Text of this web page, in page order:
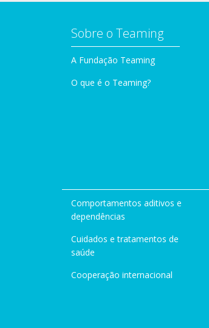
Sobre o Teaming
A Fundação Teaming
O que é o Teaming?
Comportamentos aditivos e
dependências
Cuidados e tratamentos de
saúde
Cooperação internacional